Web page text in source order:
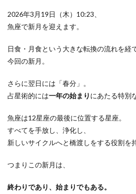
2026年3月19日（木）10:23、
魚座で新月を迎えます。
日食・月食という大きな転換の流れを経
今回の新月。
さらに翌日には「春分」。
占星術的には一年の始まり にあたる特別
魚座は12星座の最後に位置する星座。
すべてを手放し、浄化し、
新しいサイクルへと橋渡しをする役割を
つまりこの新月は、
終わりであり、始まりでもある。